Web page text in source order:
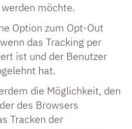
möchte.
Option zum Opt-Out
das Tracking per
ist und der Benutzer
hat.
die Möglichkeit, den
des Browsers
Tracken der